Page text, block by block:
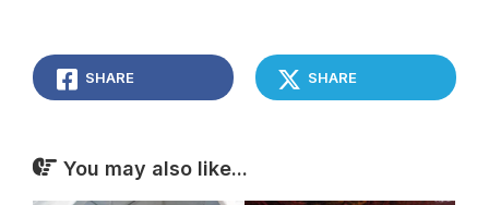
SHARE SHARE
You may also like...